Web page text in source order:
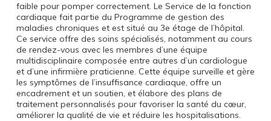
faible pour pomper correctement. Le Service de la fonction
cardiaque fait partie du Programme de gestion des
maladies chroniques et est situé au 3e étage de l’hôpital.
Ce service offre des soins spécialisés, notamment au cours
de rendez-vous avec les membres d’une équipe
multidisciplinaire composée entre autres d’un cardiologue
et d’une infirmière praticienne. Cette équipe surveille et gère
les symptômes de l’insuffisance cardiaque, offre un
encadrement et un soutien, et élabore des plans de
traitement personnalisés pour favoriser la santé du cœur,
améliorer la qualité de vie et réduire les hospitalisations.